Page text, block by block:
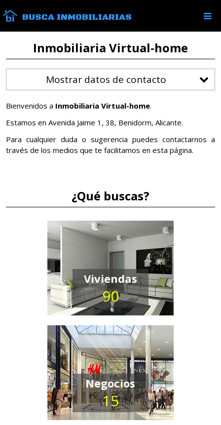
BUSCA INMOBILIARIAS
Inmobiliaria Virtual-home
Mostrar datos de contacto
Bienvenidos a Inmobiliaria Virtual-home.
Estamos en Avenida Jaime 1, 38, Benidorm, Alicante.
Para cualquier duda o sugerencia puedes contactarnos a
través de los medios que te facilitamos en esta página.
¿Qué buscas?
Viviendas
90
Negocios
15